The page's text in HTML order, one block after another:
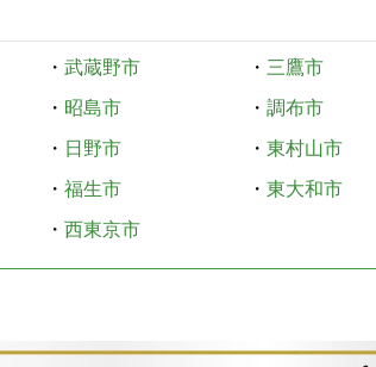
・ 武蔵野市 ・ 三鷹市
・ 昭島市 ・ 調布市
・ 日野市 ・ 東村山市
・ 福生市 ・ 東大和市
・ 西東京市